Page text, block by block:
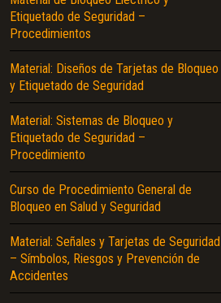
Etiquetado de Seguridad –
Procedimientos
Material: Diseños de Tarjetas de Bloqueo
y Etiquetado de Seguridad
Material: Sistemas de Bloqueo y
Etiquetado de Seguridad –
Procedimiento
Curso de Procedimiento General de
Bloqueo en Salud y Seguridad
Material: Señales y Tarjetas de Seguridad
– Símbolos, Riesgos y Prevención de
Accidentes